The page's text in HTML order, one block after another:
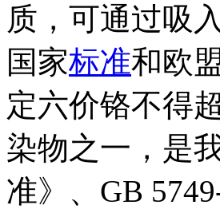
质，可通过吸
国家标准和欧
定六价铬不得
染物之一，是
准》、GB